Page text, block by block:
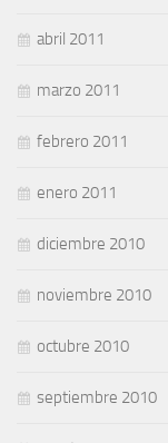
abril 2011
marzo 2011
febrero 2011
enero 2011
diciembre 2010
noviembre 2010
octubre 2010
septiembre 2010